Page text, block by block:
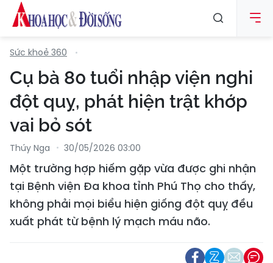
Sức khoẻ 360
Cụ bà 80 tuổi nhập viện nghi
đột quỵ, phát hiện trật khớp
vai bỏ sót
Thúy Nga 30/05/2026 03:00
Một trường hợp hiếm gặp vừa được ghi nhận
tại Bệnh viện Đa khoa tỉnh Phú Thọ cho thấy,
không phải mọi biểu hiện giống đột quỵ đều
xuất phát từ bệnh lý mạch máu não.